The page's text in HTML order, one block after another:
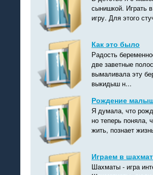
сынишкой. Играть
игру. Для этого
Как это было
Радость
две заветные
вымаливала эту
выкидыш н...
Рождение
Я думала, что
но теперь поняла,
жить, познает
Играем в
Шахматы - игра